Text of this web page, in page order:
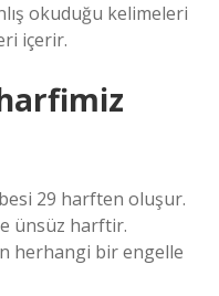
okuduğu kelimeleri
içerir.
29 harften oluşur.
ünsüz harftir.
herhangi bir engelle